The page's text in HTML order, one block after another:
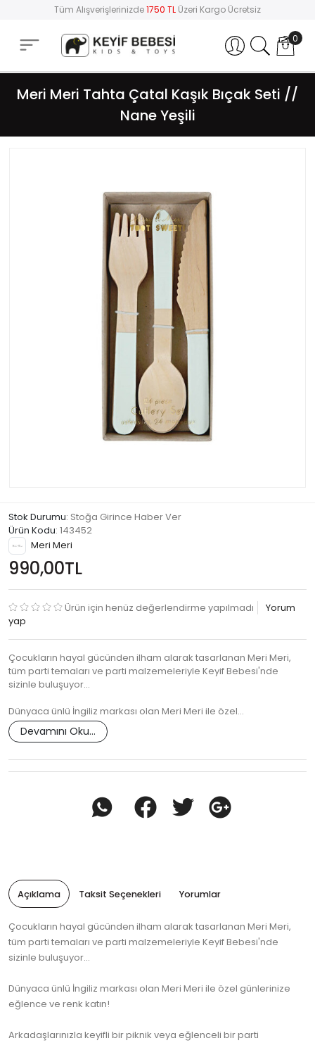
Tüm Alışverişlerinizde1750 TL Üzeri Kargo Ücretsiz
Hesabım 0
Meri Meri Tahta Çatal Kaşık Bıçak Seti //
Nane Yeşili
Stok Durumu: Stoğa Girince Haber Ver
Ürün Kodu: 143452
Meri Meri
990,00TL
Ürün için henüz değerlendirme yapılmadı
Yorum
yap
Çocukların hayal gücünden ilham alarak tasarlanan Meri Meri,
tüm parti temaları ve parti malzemeleriyle Keyif Bebesi'nde
sizinle buluşuyor...
Dünyaca ünlü İngiliz markası olan Meri Meri ile özel…
Devamını Oku...
Açıklama Taksit Seçenekleri Yorumlar
Çocukların hayal gücünden ilham alarak tasarlanan Meri Meri,
tüm parti temaları ve parti malzemeleriyle Keyif Bebesi'nde
sizinle buluşuyor...
Dünyaca ünlü İngiliz markası olan Meri Meri ile özel günlerinize
eğlence ve renk katın!
Arkadaşlarınızla keyifli bir piknik veya eğlenceli bir parti